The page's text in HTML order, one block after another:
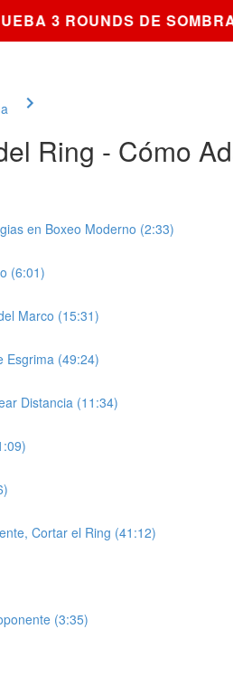
3 ROUNDS DE
Ring - Cómo
en Boxeo Moderno (2:33)
(6:01)
Marco (15:31)
Esgrima (49:24)
Distancia (11:34)
Cortar el Ring (41:12)
(3:35)